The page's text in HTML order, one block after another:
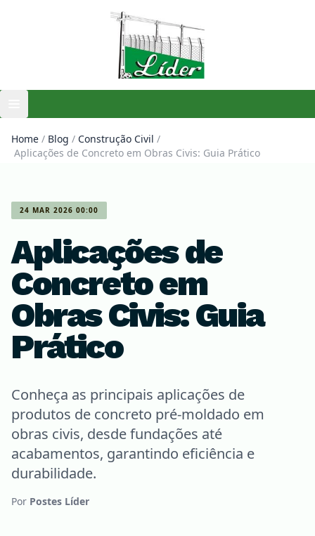
Home / Blog / Construção Civil /
Aplicações de Concreto em Obras Civis: Guia Prático
24 MAR 2026 00:00
Aplicações de
Concreto em
Obras Civis: Guia
Prático
Conheça as principais aplicações de
produtos de concreto pré-moldado em
obras civis, desde fundações até
acabamentos, garantindo eficiência e
durabilidade.
Por Postes Líder